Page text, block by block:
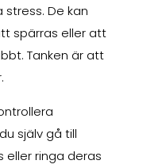
De kan
spärras eller att
Tanken är att
själv gå till
ringa deras